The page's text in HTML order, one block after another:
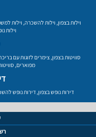
וילות בצפון, וילות להשכרה, וילות
וילות
סוויטות בצפון,צימרים לזוגות עם
מפוארים,
דירות נופש בצפון, דירות נופש